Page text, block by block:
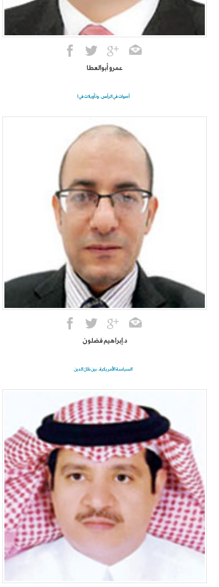
عمرو أبوالعطا
أصوات في الرأس.. وتأويلات في ا
د.إبراهيم فضلون
السياسة الأمريكية.. بين ظلّ الدين